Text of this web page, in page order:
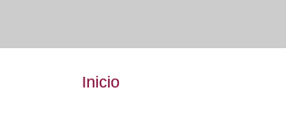
Inicio